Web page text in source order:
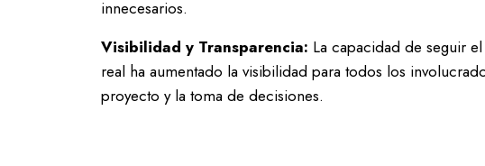
innecesarios.
Visibilidad y Transparencia: La capacidad de seguir
real ha aumentado la visibilidad para todos los
proyecto y la toma de decisiones.